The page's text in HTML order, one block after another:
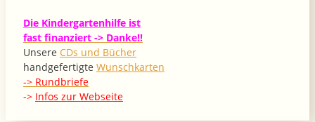
Die Kindergartenhilfe ist
fast finanziert -> Danke!!
Unsere CDs und Bücher
handgefertigte Wunschkarten
-> Rundbriefe
-> Infos zur Webseite